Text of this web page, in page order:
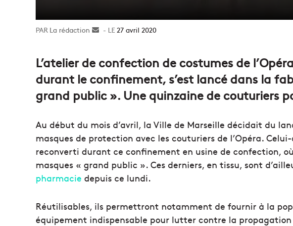
La rédaction
Envoyer27 avril 2020
L’atelier de confection de costumes de
durant le confinement, s’est lancé dans la
grand public ». Une quinzaine de couturiers
Au début du mois d’avril, la Ville de Marseille décidait du
masques de protection avec les couturiers de l’Opéra.
reconverti durant ce confinement en usine de confection,
masques « grand public ». Ces derniers, en tissu, sont
pharmacie depuis ce lundi.
Réutilisables, ils permettront notamment de fournir à la
équipement indispensable pour lutter contre la propagation